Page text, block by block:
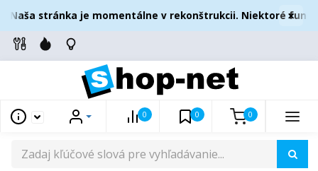
stránka je momentálne v rekonštrukcii. Niektoré ×
0 0 0